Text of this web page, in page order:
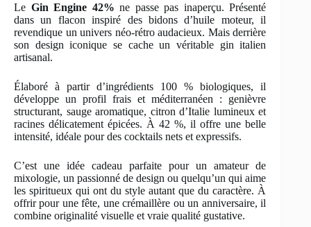
Le Gin Engine 42% ne passe pas inaperçu. Présenté
dans un flacon inspiré des bidons d’huile moteur, il
revendique un univers néo-rétro audacieux. Mais derrière
son design iconique se cache un véritable gin italien
artisanal.
Élaboré à partir d’ingrédients 100 % biologiques, il
développe un profil frais et méditerranéen : genièvre
structurant, sauge aromatique, citron d’Italie lumineux et
racines délicatement épicées. À 42 %, il offre une belle
intensité, idéale pour des cocktails nets et expressifs.
C’est une idée cadeau parfaite pour un amateur de
mixologie, un passionné de design ou quelqu’un qui aime
les spiritueux qui ont du style autant que du caractère. À
offrir pour une fête, une crémaillère ou un anniversaire, il
combine originalité visuelle et vraie qualité gustative.